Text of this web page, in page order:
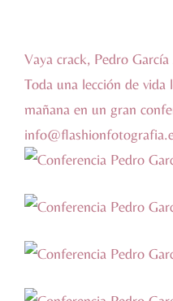
Vaya crack, Pedro
Toda una lección de vida
mañana en un gran